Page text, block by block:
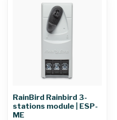
RainBird Rainbird 3-
stations module | ESP-
ME